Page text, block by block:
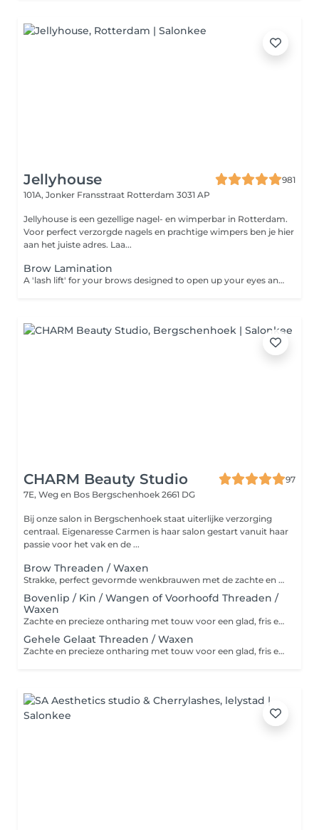
Jellyhouse
981
101A, Jonker Fransstraat Rotterdam 3031 AP
Jellyhouse is een gezellige nagel- en wimperbar in Rotterdam.
Voor perfect verzorgde nagels en prachtige wimpers ben je hier
aan het juiste adres. Laa...
Brow Lamination
A 'lash lift' for your brows designed to open up your eyes and give you a fuller, bushier brow without microblading or semi-permanent makeup. This process uses a chemical solution to adjust your eyebrow hairs by straightening them to stay in the desired direction and can last for up to 2 months. It's great for taming thick, unruly brows and encourages the hair to grow in the same direction. There are two different solutions the first softens eyebrow hair and prepares them for lamination while the second restructures the hair to keep them in place. The solutions are brushed through the brow and left on for twenty minutes (making sure they stay in the desired shape). Thick or thin brows, it doesn't discriminate. Wake up every morning to perfect brows and flawless arches with this non-invasive treatment. Dreamy. The best bit? It's vegan and cruelty-free. Please note: Don't get your brows wet or apply makeup, cream or oil to them for at least 24 hours after your treatment.
CHARM Beauty Studio
97
7E, Weg en Bos Bergschenhoek 2661 DG
Bij onze salon in Bergschenhoek staat uiterlijke verzorging
centraal. Eigenaresse Carmen is haar salon gestart vanuit haar
passie voor het vak en de ...
Brow Threaden / Waxen
Strakke, perfect gevormde wenkbrauwen met de zachte en precieze touwtechniek. Geschikt voor alle huidtypes.
Bovenlip / Kin / Wangen of Voorhoofd Threaden /
Waxen
Zachte en precieze ontharing met touw voor een glad, fris en egaal gezicht. Verwijderd donshaartjes zonder irritatie en laat de huid zijdezacht aanvoelen.
Gehele Gelaat Threaden / Waxen
Zachte en precieze ontharing met touw voor een glad, fris en egaal gezicht. Verwijderd donshaartjes zonder irritatie en laat de huid zijdezacht aanvoelen.